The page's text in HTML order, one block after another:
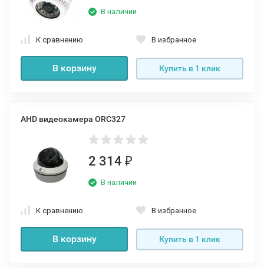
В наличии
К сравнению В избранное
В корзину Купить в 1 клик
AHD видеокамера ORC327
2 314 ₽
В наличии
К сравнению В избранное
В корзину Купить в 1 клик